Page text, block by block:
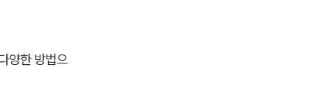
양한 방법으